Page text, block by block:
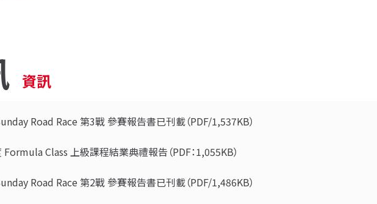
資訊
Road Race 第3戰 參賽報告書已刊載（PDF/1,537KB）
Class 上級課程結業典禮報告（PDF：1,055KB）
Road Race 第2戰 參賽報告書已刊載（PDF/1,486KB）